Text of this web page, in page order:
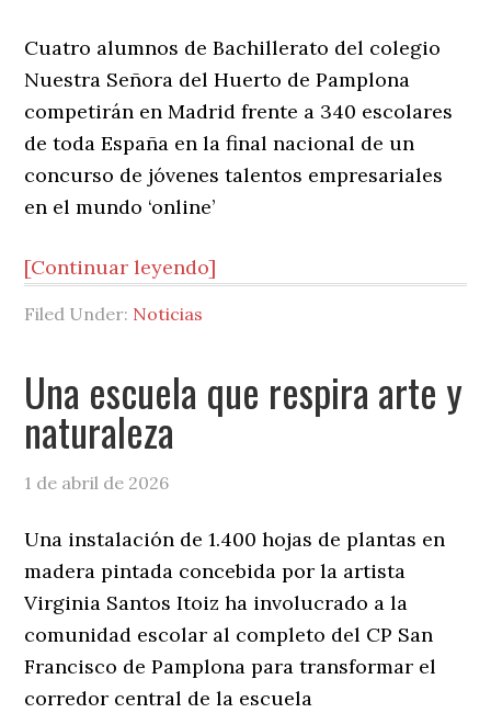
Cuatro alumnos de Bachillerato del colegio
Nuestra Señora del Huerto de Pamplona
competirán en Madrid frente a 340 escolares
de toda España en la final nacional de un
concurso de jóvenes talentos empresariales
en el mundo ‘online’
[Continuar leyendo]
Filed Under: Noticias
Una escuela que respira arte y
naturaleza
1 de abril de 2026
Una instalación de 1.400 hojas de plantas en
madera pintada concebida por la artista
Virginia Santos Itoiz ha involucrado a la
comunidad escolar al completo del CP San
Francisco de Pamplona para transformar el
corredor central de la escuela